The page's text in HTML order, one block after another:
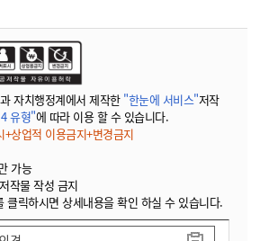
자치행정계에서 제작한 "한눈에 서비스"저작
유형"에 따라 이용 할 수 있습니다.
상업적 이용금지+변경금지
가능
작물 작성 금지
릭하시면 상세내용을 확인 하실 수 있습니다.